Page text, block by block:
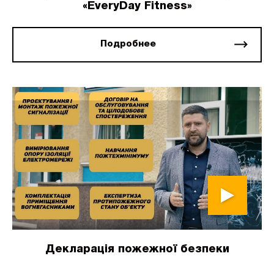
«EveryDay Fitness»
Подробнее
Декларація пожежної безпеки